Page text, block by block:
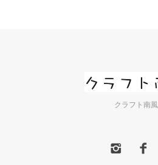
クラフト南風